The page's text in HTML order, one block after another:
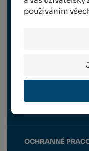
používáním
ŠKUBÁNÍ PEŘÍ
OCHRANNÉ